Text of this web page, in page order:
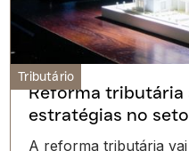
Tributário
Reforma tributária
estratégias no
A reforma tributária